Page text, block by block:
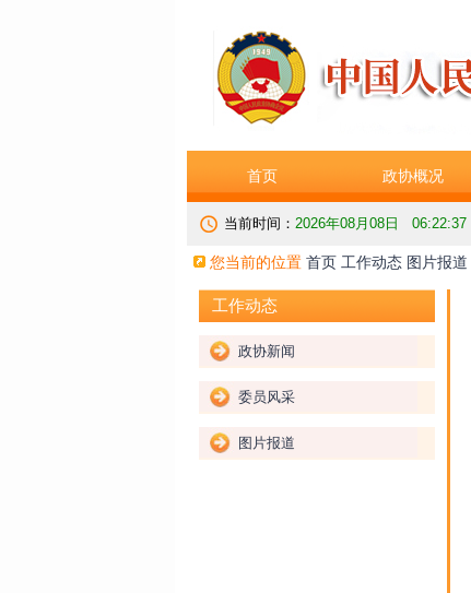
首页 政协概况
当前时间： 2026年08月08日
您当前的位置 首页 工作动态 图片报道
工作动态
政协新闻
委员风采
图片报道